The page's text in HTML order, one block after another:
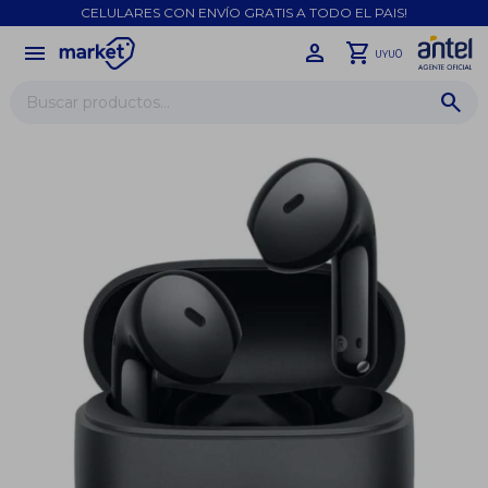
CELULARES CON ENVÍO GRATIS A TODO EL PAIS!
menu UYU0
close